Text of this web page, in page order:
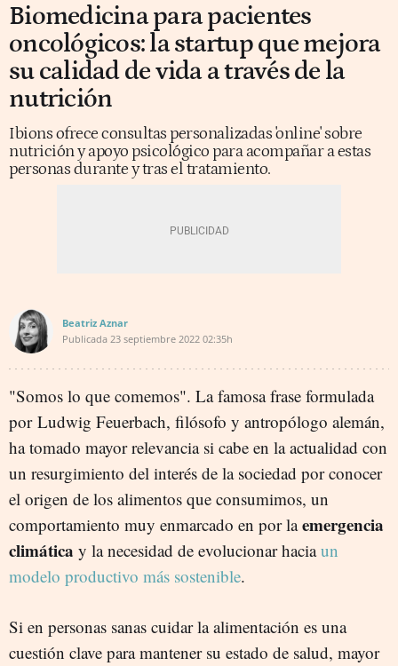
Biomedicina para pacientes
oncológicos: la startup que mejora
su calidad de vida a través de la
nutrición
Ibions ofrece consultas personalizadas 'online' sobre
nutrición y apoyo psicológico para acompañar a estas
personas durante y tras el tratamiento.
Beatriz Aznar
Publicada 23 septiembre 2022 02:35h
"Somos lo que comemos". La famosa frase formulada
porLudwig Feuerbach, filósofo y antropólogo alemán,
ha tomado mayor relevancia si cabe en la actualidad con
un resurgimiento del interés de la sociedad por conocer
el origen de los alimentos que consumimos, un
comportamiento muy enmarcado en por laemergencia
climática y la necesidad de evolucionar haciaun
modelo productivo más sostenible.
Si en personas sanas cuidar la alimentación es una
cuestión clave para mantener su estado de salud, mayor